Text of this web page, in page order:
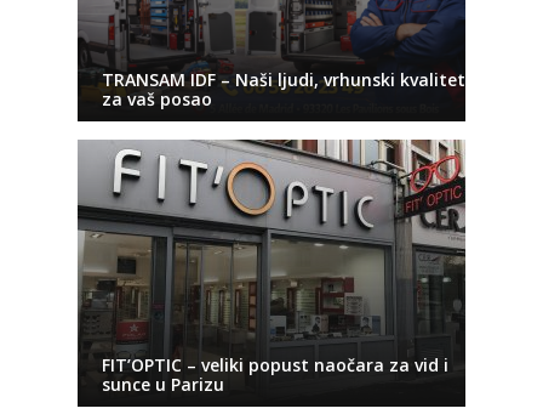
TRANSAM IDF – Naši ljudi, vrhunski kvalitet
za vaš posao
FIT’OPTIC – veliki popust naočara za vid i
sunce u Parizu